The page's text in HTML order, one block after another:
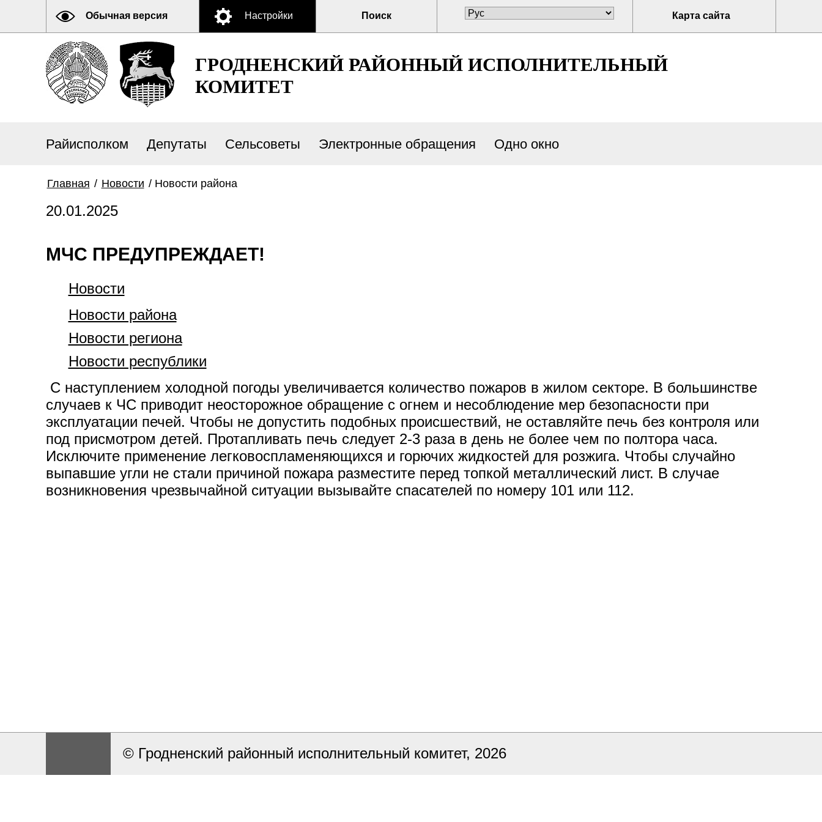
Обычная версия Настройки Поиск Карта сайта
ГРОДНЕНСКИЙ РАЙОННЫЙ ИСПОЛНИТЕЛЬНЫЙ
КОМИТЕТ
Райисполком Депутаты Сельсоветы Электронные обращения Одно окно
Главная / Новости / Новости района
20.01.2025
МЧС ПРЕДУПРЕЖДАЕТ!
Новости
Новости района
Новости региона
Новости республики
С наступлением холодной погоды увеличивается количество пожаров в жилом секторе. В большинстве
случаев к ЧС приводит неосторожное обращение с огнем и несоблюдение мер безопасности при
эксплуатации печей. Чтобы не допустить подобных происшествий, не оставляйте печь без контроля или
под присмотром детей. Протапливать печь следует 2-3 раза в день не более чем по полтора часа.
Исключите применение легковоспламеняющихся и горючих жидкостей для розжига. Чтобы случайно
выпавшие угли не стали причиной пожара разместите перед топкой металлический лист. В случае
возникновения чрезвычайной ситуации вызывайте спасателей по номеру 101 или 112.
© Гродненский районный исполнительный комитет, 2026